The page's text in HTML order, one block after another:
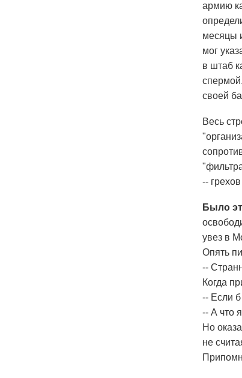
армию
месяцы
мог
в штаб
своей
Весь
--
Было
увез в
Опять
--
Когда
-- Если б
-- А что
Но
не